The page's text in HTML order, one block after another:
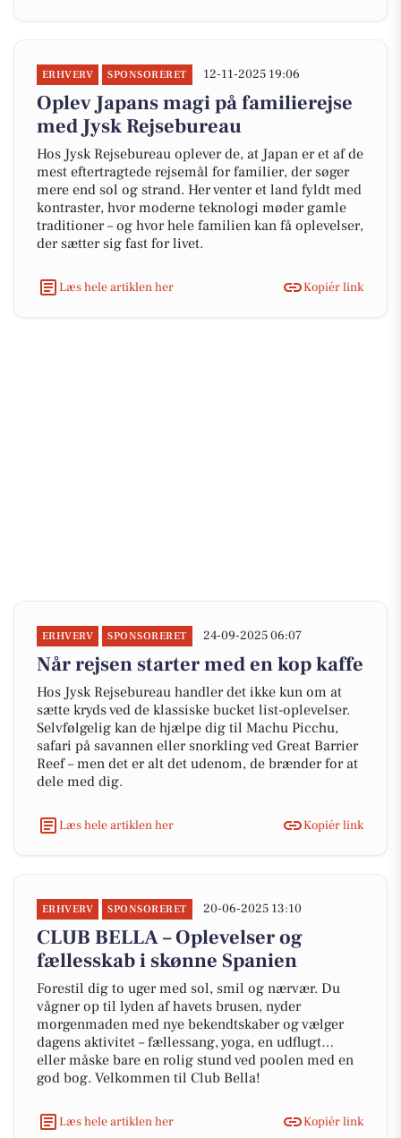
ERHVERV SPONSORERET 12-11-2025 19:06
Oplev Japans magi på familierejse
med Jysk Rejsebureau
Hos Jysk Rejsebureau oplever de, at Japan er et af de
mest eftertragtede rejsemål for familier, der søger
mere end sol og strand. Her venter et land fyldt med
kontraster, hvor moderne teknologi møder gamle
traditioner – og hvor hele familien kan få oplevelser,
der sætter sig fast for livet.
Læs hele artiklen her Kopiér link
ERHVERV SPONSORERET 24-09-2025 06:07
Når rejsen starter med en kop kaffe
Hos Jysk Rejsebureau handler det ikke kun om at
sætte kryds ved de klassiske bucket list-oplevelser.
Selvfølgelig kan de hjælpe dig til Machu Picchu,
safari på savannen eller snorkling ved Great Barrier
Reef – men det er alt det udenom, de brænder for at
dele med dig.
Læs hele artiklen her Kopiér link
ERHVERV SPONSORERET 20-06-2025 13:10
CLUB BELLA – Oplevelser og
fællesskab i skønne Spanien
Forestil dig to uger med sol, smil og nærvær. Du
vågner op til lyden af havets brusen, nyder
morgenmaden med nye bekendtskaber og vælger
dagens aktivitet – fællessang, yoga, en udflugt…
eller måske bare en rolig stund ved poolen med en
god bog. Velkommen til Club Bella!
Læs hele artiklen her Kopiér link